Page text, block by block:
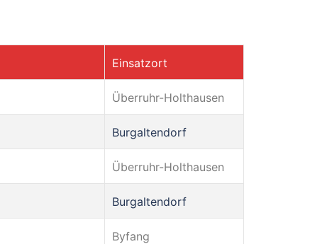
Einsatzort
Überruhr-Holthausen
Burgaltendorf
Überruhr-Holthausen
Burgaltendorf
Byfang